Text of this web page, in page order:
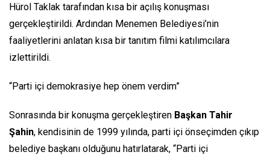
Hürol Taklak tarafından kısa bir açılış konuşması
gerçekleştirildi. Ardından Menemen Belediyesi’nin
faaliyetlerini anlatan kısa bir tanıtım filmi katılımcılara
izlettirildi.
“Parti içi demokrasiye hep önem verdim”
Sonrasında bir konuşma gerçekleştiren Başkan Tahir
Şahin, kendisinin de 1999 yılında, parti içi önseçimden çıkıp
belediye başkanı olduğunu hatırlatarak, “Parti içi